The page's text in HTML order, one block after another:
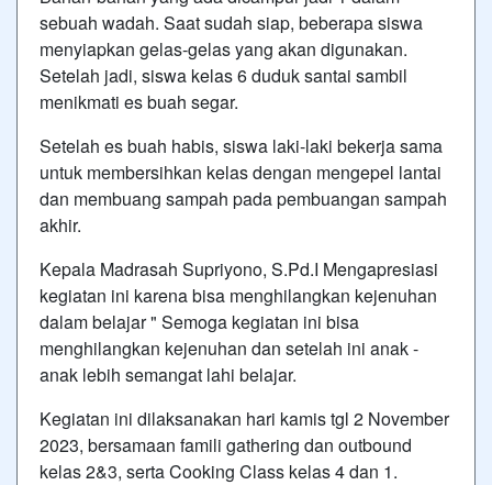
sebuah wadah. Saat sudah siap, beberapa siswa
menyiapkan gelas-gelas yang akan digunakan.
Setelah jadi, siswa kelas 6 duduk santai sambil
menikmati es buah segar.
Setelah es buah habis, siswa laki-laki bekerja sama
untuk membersihkan kelas dengan mengepel lantai
dan membuang sampah pada pembuangan sampah
akhir.
Kepala Madrasah Supriyono, S.Pd.I Mengapresiasi
kegiatan ini karena bisa menghilangkan kejenuhan
dalam belajar " Semoga kegiatan ini bisa
menghilangkan kejenuhan dan setelah ini anak -
anak lebih semangat lahi belajar.
Kegiatan ini dilaksanakan hari kamis tgl 2 November
2023, bersamaan famili gathering dan outbound
kelas 2&3, serta Cooking Class kelas 4 dan 1.